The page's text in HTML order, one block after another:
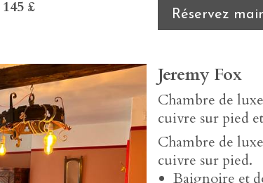
145 £ Réservez
Jeremy Fox
Chambre de
cuivre sur pied
Chambre de
cuivre sur pied.
Baignoire et